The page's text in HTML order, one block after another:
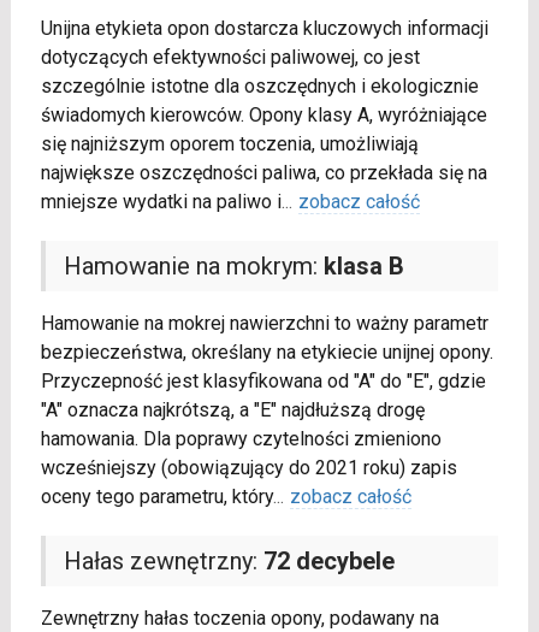
Unijna etykieta opon dostarcza kluczowych informacji
dotyczących efektywności paliwowej, co jest
szczególnie istotne dla oszczędnych i ekologicznie
świadomych kierowców. Opony klasy A, wyróżniające
się najniższym oporem toczenia, umożliwiają
największe oszczędności paliwa, co przekłada się na
mniejsze wydatki na paliwo i... zobacz całość
Hamowanie na mokrym: klasa B
Hamowanie na mokrej nawierzchni to ważny parametr
bezpieczeństwa, określany na etykiecie unijnej opony.
Przyczepność jest klasyfikowana od "A" do "E", gdzie
"A" oznacza najkrótszą, a "E" najdłuższą drogę
hamowania. Dla poprawy czytelności zmieniono
wcześniejszy (obowiązujący do 2021 roku) zapis
oceny tego parametru, który... zobacz całość
Hałas zewnętrzny: 72 decybele
Zewnętrzny hałas toczenia opony, podawany na